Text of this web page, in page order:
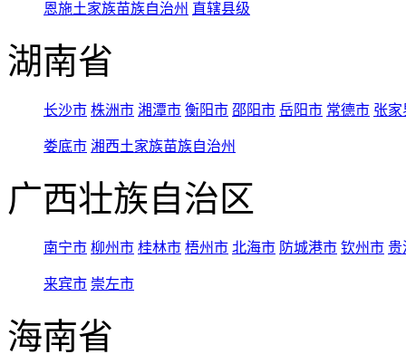
恩施土家族苗族自治州 直辖县级
湖南省
长沙市 株洲市 湘潭市 衡阳市 邵阳市 岳阳市 常德市 张家
娄底市 湘西土家族苗族自治州
广西壮族自治区
南宁市 柳州市 桂林市 梧州市 北海市 防城港市 钦州市 贵
来宾市 崇左市
海南省